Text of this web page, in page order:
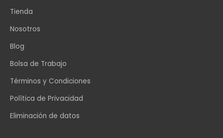
Tienda
Nosotros
Blog
Bolsa de Trabajo
Términos y Condiciones
Política de Privacidad
Eliminación de datos